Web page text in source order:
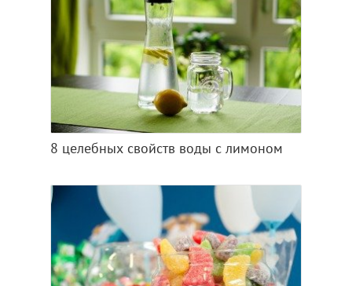
8 целебных свойств воды с лимоном